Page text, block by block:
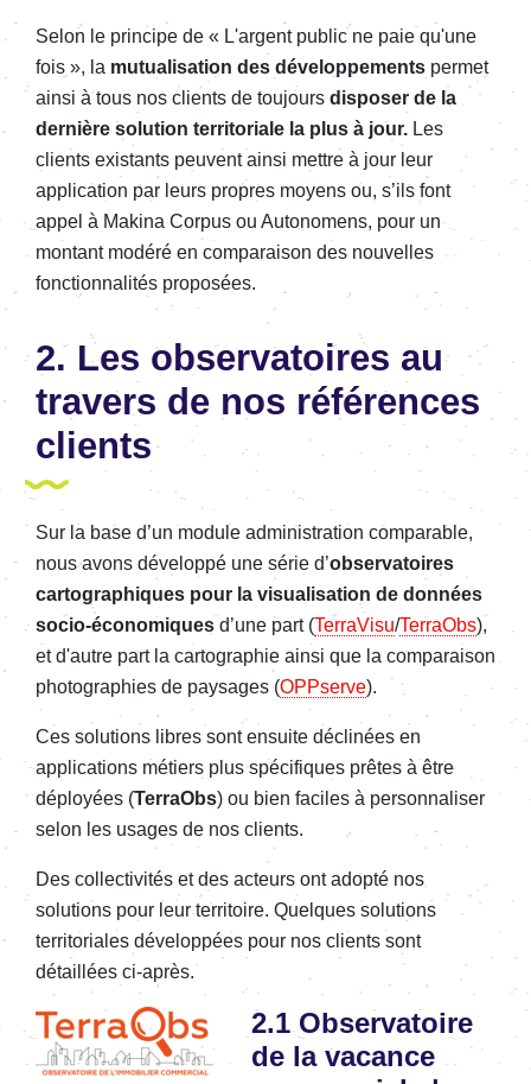
Selon le principe de « L'argent public ne paie qu'une
fois », la mutualisation des développements permet
ainsi à tous nos clients de toujours disposer de la
dernière solution territoriale la plus à jour. Les
clients existants peuvent ainsi mettre à jour leur
application par leurs propres moyens ou, s’ils font
appel à Makina Corpus ou Autonomens, pour un
montant modéré en comparaison des nouvelles
fonctionnalités proposées.
2. Les observatoires au
travers de nos références
clients
Sur la base d’un module administration comparable,
nous avons développé une série d’observatoires
cartographiques pour la visualisation de données
socio-économiques d’une part (TerraVisu/TerraObs),
et d'autre part la cartographie ainsi que la comparaison
photographies de paysages (OPPserve).
Ces solutions libres sont ensuite déclinées en
applications métiers plus spécifiques prêtes à être
déployées (TerraObs) ou bien faciles à personnaliser
selon les usages de nos clients.
Des collectivités et des acteurs ont adopté nos
solutions pour leur territoire. Quelques solutions
territoriales développées pour nos clients sont
détaillées ci-après.
Image
2.1 Observatoire
de la vacance